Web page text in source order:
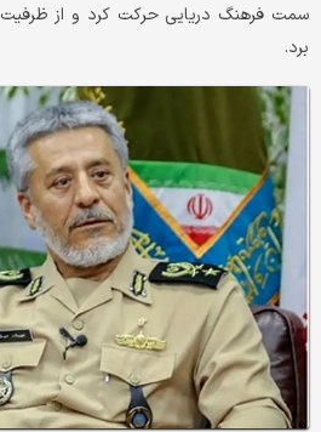
سمت فرهنگ دریایی حرکت کرد و از
برد.